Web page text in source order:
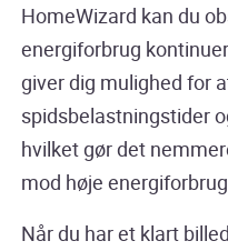
HomeWizard kan du
energiforbrug
giver dig mulighed for
spidsbelastningstider
hvilket gør det
mod høje
Når du har et klart